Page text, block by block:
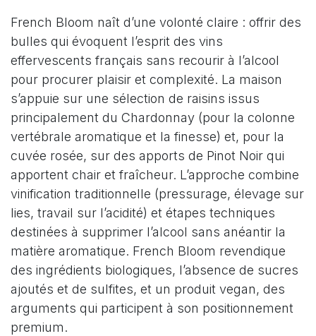
French Bloom naît d’une volonté claire : offrir des
bulles qui évoquent l’esprit des vins
effervescents français sans recourir à l’alcool
pour procurer plaisir et complexité. La maison
s’appuie sur une sélection de raisins issus
principalement du Chardonnay (pour la colonne
vertébrale aromatique et la finesse) et, pour la
cuvée rosée, sur des apports de Pinot Noir qui
apportent chair et fraîcheur. L’approche combine
vinification traditionnelle (pressurage, élevage sur
lies, travail sur l’acidité) et étapes techniques
destinées à supprimer l’alcool sans anéantir la
matière aromatique. French Bloom revendique
des ingrédients biologiques, l’absence de sucres
ajoutés et de sulfites, et un produit vegan, des
arguments qui participent à son positionnement
premium.